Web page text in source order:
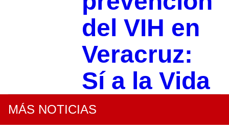
del VIH en
Veracruz:
Sí a la Vida
MÁS NOTICIAS